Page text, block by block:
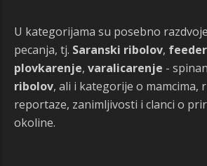
U kategorijama su posebno
pecanja, tj. Saranski ribolov,
plovkarenje, varalicarenje -
ribolov, ali i kategorije o mamcima,
reportaze, zanimljivosti i clanci o
okoline.